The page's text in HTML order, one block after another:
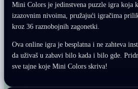
Mini Colors je jedinstvena puzzle igra koja
izazovnim nivoima, pružajući igračima
kroz 36 raznobojnih zagonetki.
Ova online igra je besplatna i ne zahteva
da uživaš u zabavi bilo kada i bilo gde.
sve tajne koje Mini Colors skriva!